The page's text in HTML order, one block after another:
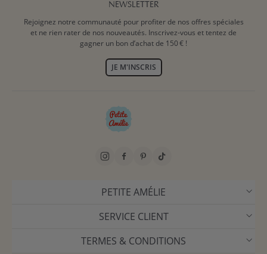
NEWSLETTER
Rejoignez notre communauté pour profiter de nos offres spéciales
et ne rien rater de nos nouveautés. Inscrivez-vous et tentez de
gagner un bon d’achat de 150 € !
JE M'INSCRIS
PETITE AMÉLIE
SERVICE CLIENT
TERMES & CONDITIONS